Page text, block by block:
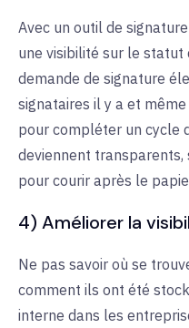
Avec un outil de
une visibilité sur le statut
demande de signature
signataires il y a et
pour compléter un cycle
deviennent
pour courir après le
4) Améliorer la
Ne pas savoir où se
comment ils ont été
interne dans les